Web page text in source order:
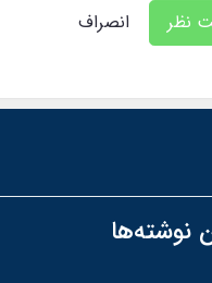
نظر انصراف
نوشته‌ها